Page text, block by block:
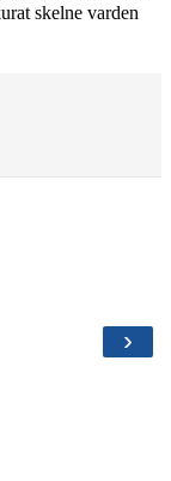
skelne varden
›